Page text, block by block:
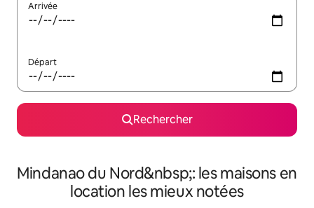
Arrivée
Départ
Rechercher
Mindanao du Nord&nbsp;: les maisons en
location les mieux notées